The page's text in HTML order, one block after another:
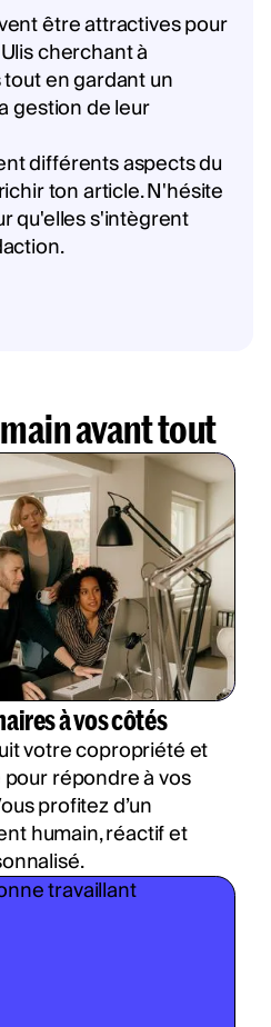
être attractives pour
cherchant à
en gardant un
gestion de leur
différents aspects du
ton article. N'hésite
qu'elles s'intègrent
avant tout
à vos côtés
votre copropriété et
répondre à vos
profitez d’un
humain, réactif et